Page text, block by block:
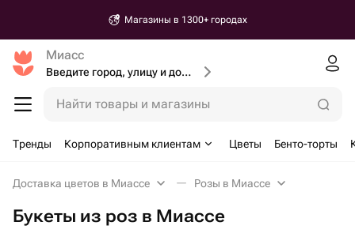
Магазины в 1300+ городах
Миасс
Введите город, улицу и дом доставки
Найти товары и магазины
Тренды Корпоративным клиентам Цветы Бенто-торты
Доставка цветов в Миассе Розы в Миассе
Букеты из роз в Миассе